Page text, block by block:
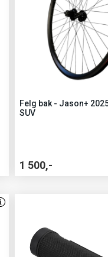
Felg bak - Jason+
SUV
1 500,-